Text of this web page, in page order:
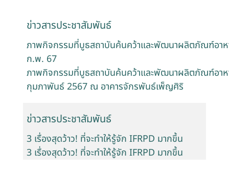
ข่าวสารประชาสัมพันธ์
ภาพกิจกรรมที่บูธสถาบันค้นคว้าและพัฒนาผลิตภัณฑ์อาห
ก.พ. 67
ภาพกิจกรรมที่บูธสถาบันค้นคว้าและพัฒนาผลิตภัณฑ์อาห
กุมภาพันธ์ 2567 ณ อาคารจักรพันธ์เพ็ญศิริ
ข่าวสารประชาสัมพันธ์
3 เรื่องสุดว้าว! ที่จะทำให้รู้จัก IFRPD มากขึ้น
3 เรื่องสุดว้าว! ที่จะทำให้รู้จัก IFRPD มากขึ้น